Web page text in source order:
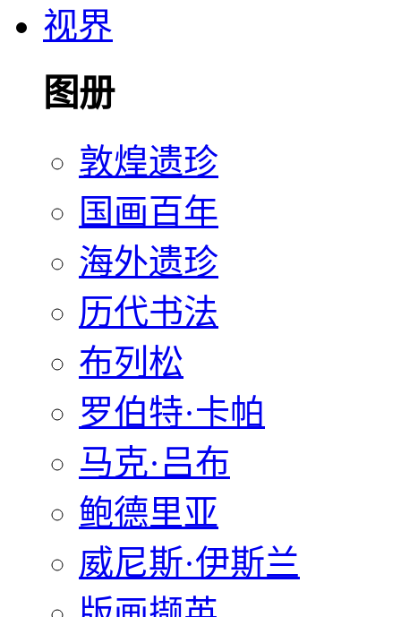
视界
图册
敦煌遗珍
国画百年
海外遗珍
历代书法
布列松
罗伯特·卡帕
马克·吕布
鲍德里亚
威尼斯·伊斯兰